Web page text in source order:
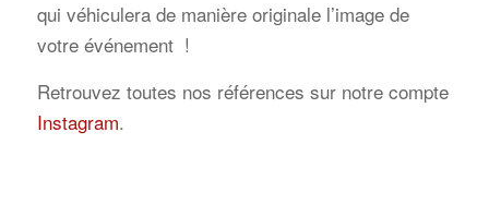
qui véhiculera de manière originale l’image de
votre événement !
Retrouvez toutes nos références sur notre compte
Instagram.